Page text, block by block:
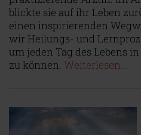
blickte sie auf ihr Leben
einen inspirierenden
wir Heilungs- und
um jeden Tag des Lebens
zu können. Weiterlesen...